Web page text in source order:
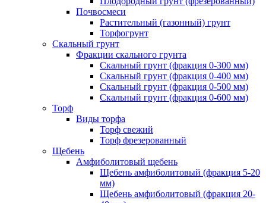
Почвосмеси
Растительный (газонный) грунт
Торфогрунт
Скальный грунт
Фракции скального грунта
Скальный грунт (фракция 0-300 мм)
Скальный грунт (фракция 0-400 мм)
Скальный грунт (фракция 0-500 мм)
Скальный грунт (фракция 0-600 мм)
Торф
Виды торфа
Торф свежий
Торф фрезерованный
Щебень
Амфиболитовый щебень
Щебень амфиболитовый (фракция 5-20
мм)
Щебень амфиболитовый (фракция 20-